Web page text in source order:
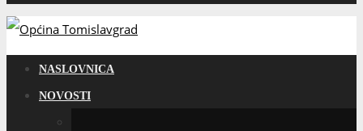
NASLOVNICA
NOVOSTI